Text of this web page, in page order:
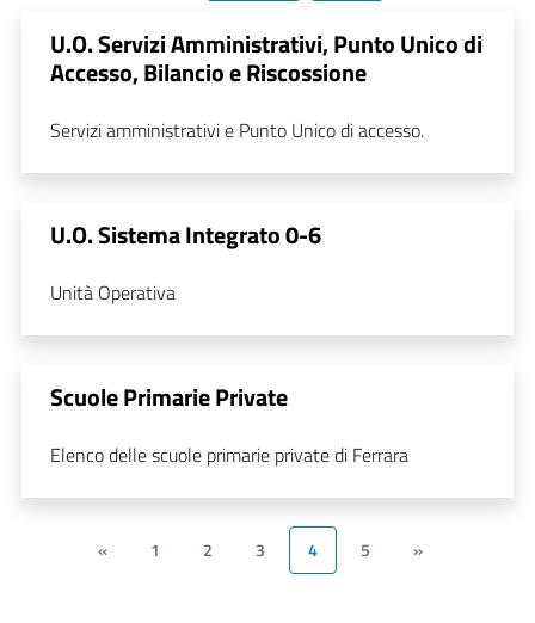
U.O. Servizi Amministrativi, Punto Unico di
Accesso, Bilancio e Riscossione
Servizi amministrativi e Punto Unico di accesso.
U.O. Sistema Integrato 0-6
Unità Operativa
Scuole Primarie Private
Elenco delle scuole primarie private di Ferrara
« 1 2 3 4 5 »